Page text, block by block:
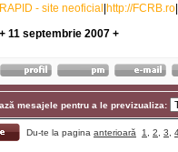
RAPID - site neoficial http://FCRB.ro
+ 11 septembrie 2007 +
mesajele pentru a le previzualiza:
Du-te la pagina anterioară 1 2 3